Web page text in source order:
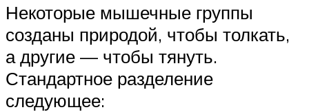
Некоторые мышечные группы
созданы природой, чтобы толкать,
а другие — чтобы тянуть.
Стандартное разделение
следующее: